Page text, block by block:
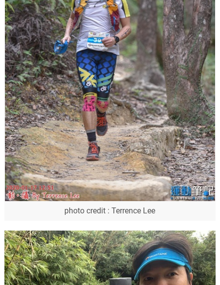
photo credit : Terrence Lee